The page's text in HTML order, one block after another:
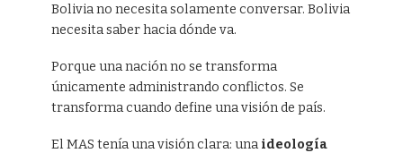
Bolivia no necesita solamente conversar. Bolivia
necesita saber hacia dónde va.
Porque una nación no se transforma
únicamente administrando conflictos. Se
transforma cuando define una visión de país.
El MAS tenía una visión clara: una ideología